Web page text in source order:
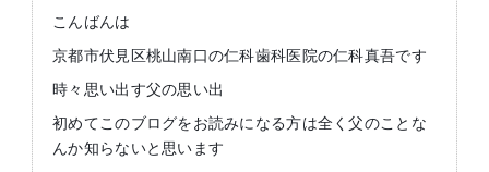
こんばんは
京都市伏見区桃山南口の仁科歯科医院の仁科真吾です
時々思い出す父の思い出
初めてこのブログをお読みになる方は全く父のことな
んか知らないと思います